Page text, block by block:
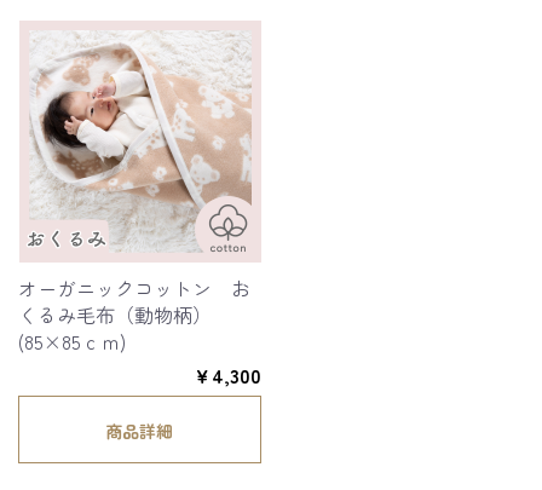
オーガニックコットン お
くるみ毛布（動物柄）
(85×85ｃｍ)
￥4,300
商品詳細